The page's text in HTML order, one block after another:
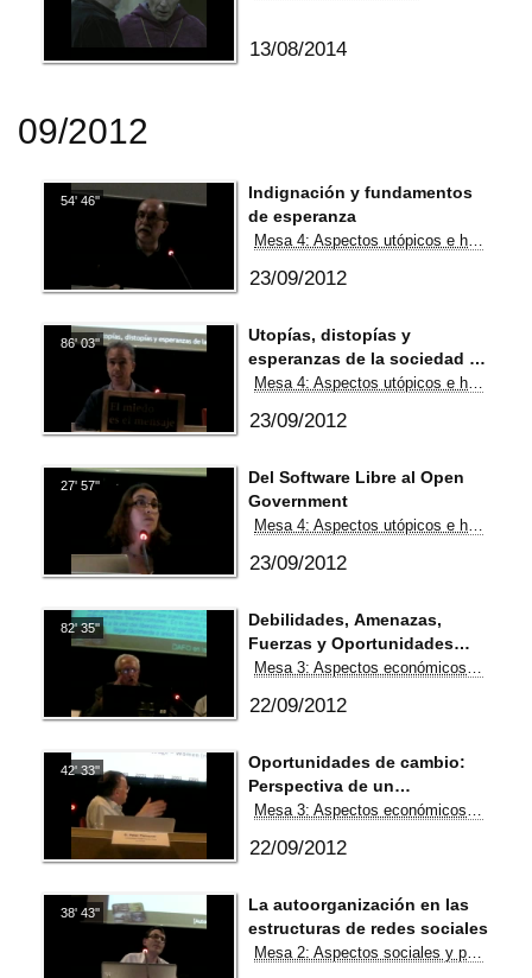
13/08/2014
09/2012
54' 46''
Indignación y fundamentos
de esperanza
23/09/2012
86' 03''
Utopías, distopías y
esperanzas de la sociedad de
la información
23/09/2012
27' 57''
Del Software Libre al Open
Government
23/09/2012
82' 35''
Debilidades, Amenazas,
Fuerzas y Oportunidades
(DAFO) en las redes sociales
22/09/2012
42' 33''
Oportunidades de cambio:
Perspectiva de un
economista
22/09/2012
38' 43''
La autoorganización en las
estructuras de redes sociales